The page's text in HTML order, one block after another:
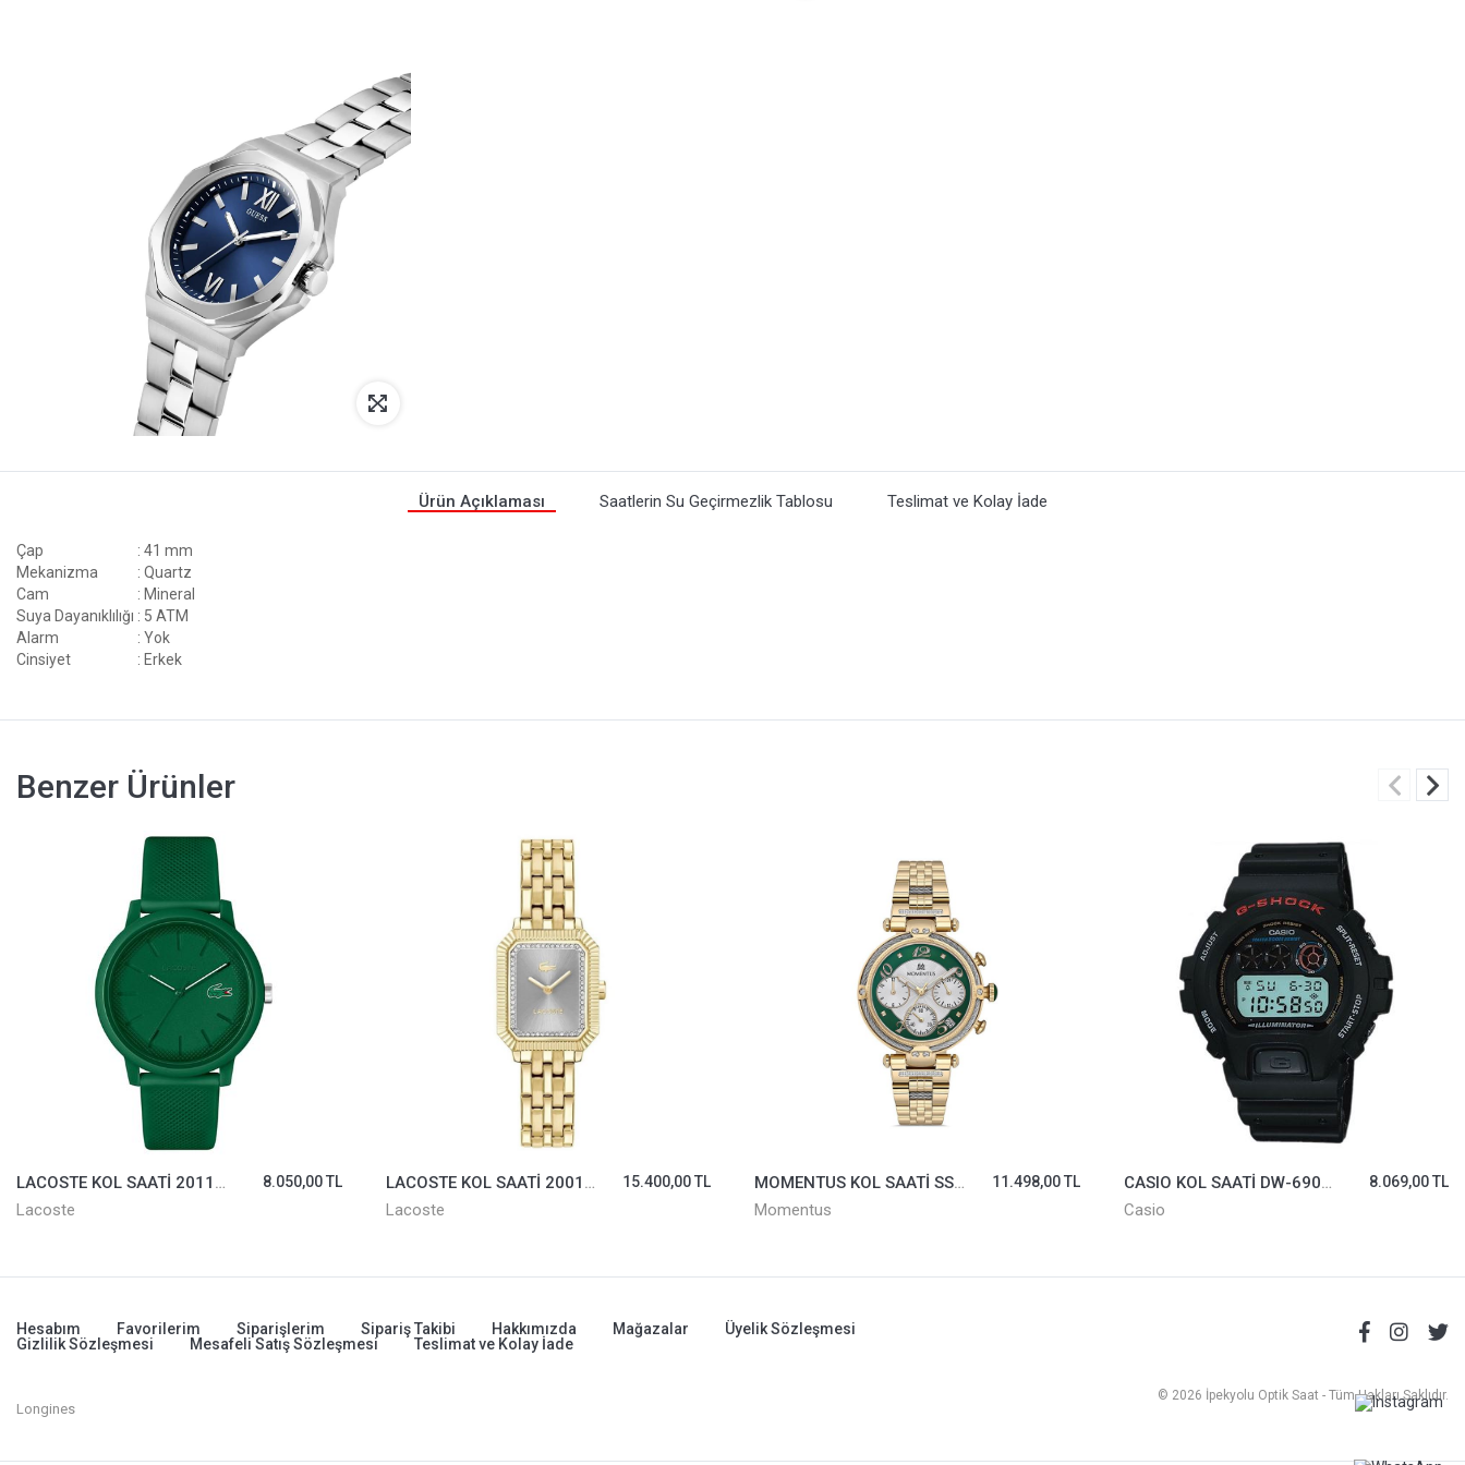
Ürün Açıklaması Saatlerin Su Geçirmezlik Tablosu Teslimat ve Kolay İade
Çap
: 41 mm
Mekanizma
: Quartz
Cam
: Mineral
Suya Dayanıklılığı : 5 ATM
Alarm
: Yok
Cinsiyet
: Erkek
Benzer Ürünler
LACOSTE KOL SAATİ 2011170
Lacoste
8.050,00 TL
LACOSTE KOL SAATİ 2001441
Lacoste
15.400,00 TL
MOMENTUS KOL SAATİ SS261G-15SG
Momentus
11.498,00 TL
CASIO KOL SAATİ DW-6900-1VDR
Casio
8.069,00 TL
Hesabım Favorilerim Siparişlerim Sipariş Takibi Hakkımızda Mağazalar
Üyelik Sözleşmesi
Gizlilik Sözleşmesi
Mesafeli Satış Sözleşmesi Teslimat ve Kolay İade
Longines
© 2026 İpekyolu Optik Saat - Tüm Hakları Saklıdır.